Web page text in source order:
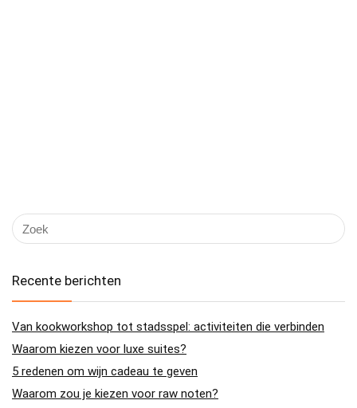
Recente berichten
Van kookworkshop tot stadsspel: activiteiten die verbinden
Waarom kiezen voor luxe suites?
5 redenen om wijn cadeau te geven
Waarom zou je kiezen voor raw noten?